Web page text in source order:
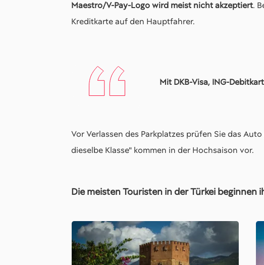
Maestro/V-Pay-Logo wird meist nicht akzeptiert.
Kreditkarte auf den Hauptfahrer.
Mit DKB-Visa, ING-
Vor Verlassen des Parkplatzes prüfen Sie das
dieselbe Klasse" kommen in der Hochsaison vor.
Die meisten Touristen in der Türkei beginnen